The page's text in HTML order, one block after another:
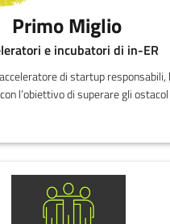
Primo Miglio
e incubatori di in-ER
di startup responsabili,
l’obiettivo di superare gli ostacol